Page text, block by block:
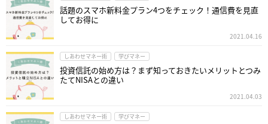
話題のスマホ新料金プラン4つをチェック！通信費を見直
してお得に
2021.04.16
しあわせマネー術 学びマネー
投資信託の始め方は？まず知っておきたいメリットとつみ
たてNISAとの違い
2021.04.03
しあわせマネー術 学びマネー